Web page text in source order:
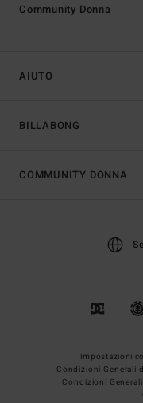
AIUTO
BILLABONG
Community Donna
COMMUNITY DONNA
Impostazioni
Condizioni Generali
Condizioni